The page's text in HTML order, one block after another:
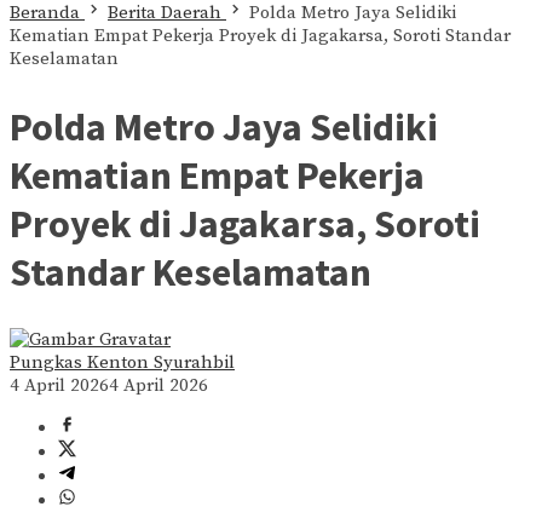
Beranda Berita Daerah
Polda Metro Jaya Selidiki
Kematian Empat Pekerja Proyek di Jagakarsa, Soroti Standar
Keselamatan
Polda Metro Jaya Selidiki
Kematian Empat Pekerja
Proyek di Jagakarsa, Soroti
Standar Keselamatan
Pungkas Kenton Syurahbil
4 April 20264 April 2026